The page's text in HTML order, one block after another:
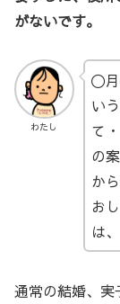
がないです。
わたし
〇
い
て
の
か
お
は
通常の結婚、実